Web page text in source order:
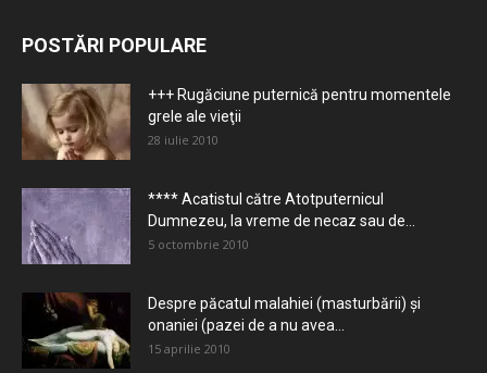
POSTĂRI POPULARE
+++ Rugăciune puternică pentru momentele
grele ale vieţii
28 iulie 2010
**** Acatistul către Atotputernicul
Dumnezeu, la vreme de necaz sau de...
5 octombrie 2010
Despre păcatul malahiei (masturbării) şi
onaniei (pazei de a nu avea...
15 aprilie 2010